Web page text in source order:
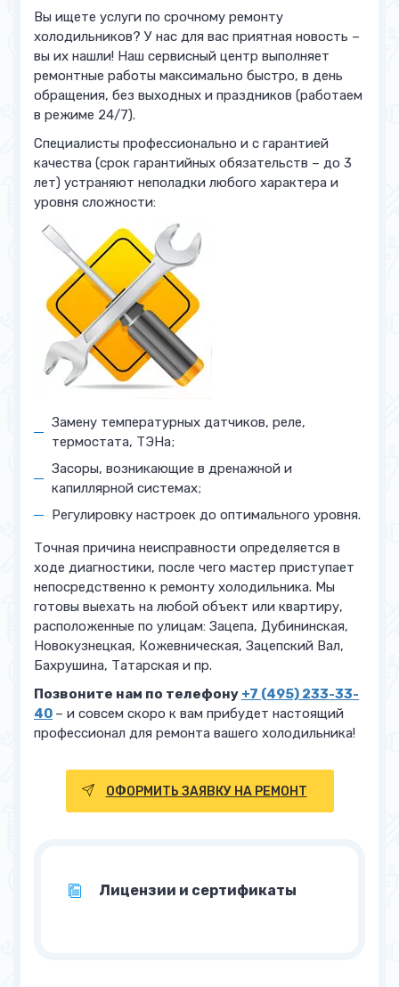
Вы ищете услуги по срочному ремонту
холодильников? У нас для вас приятная новость –
вы их нашли! Наш сервисный центр выполняет
ремонтные работы максимально быстро, в день
обращения, без выходных и праздников (работаем
в режиме 24/7).
Специалисты профессионально и с гарантией
качества (срок гарантийных обязательств – до 3
лет) устраняют неполадки любого характера и
уровня сложности:
Замену температурных датчиков, реле,
термостата, ТЭНа;
Засоры, возникающие в дренажной и
капиллярной системах;
Регулировку настроек до оптимального уровня.
Точная причина неисправности определяется в
ходе диагностики, после чего мастер приступает
непосредственно к ремонту холодильника. Мы
готовы выехать на любой объект или квартиру,
расположенные по улицам: Зацепа, Дубининская,
Новокузнецкая, Кожевническая, Зацепский Вал,
Бахрушина, Татарская и пр.
Позвоните нам по телефону +7 (495) 233-33-
40 – и совсем скоро к вам прибудет настоящий
профессионал для ремонта вашего холодильника!
ОФОРМИТЬ ЗАЯВКУ НА РЕМОНТ
Лицензии и сертификаты